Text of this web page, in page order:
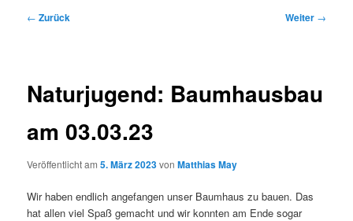
Beitragsnavigation
← Zurück Weiter →
Naturjugend: Baumhausbau
am 03.03.23
Veröffentlicht am5. März 2023vonMatthias May
Wir haben endlich angefangen unser Baumhaus zu bauen. Das
hat allen viel Spaß gemacht und wir konnten am Ende sogar